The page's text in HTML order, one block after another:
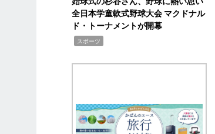
全日本学童軟式野球大会 マクドナル
ド・トーナメントが開幕
スポーツ